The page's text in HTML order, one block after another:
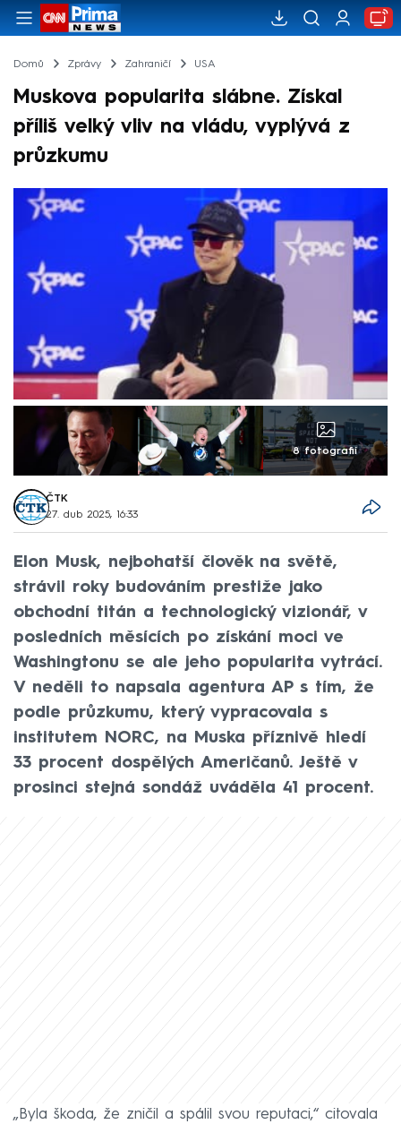
Domů Zprávy Zahraničí USA
Muskova popularita slábne. Získal
příliš velký vliv na vládu, vyplývá z
průzkumu
8 fotografií
ČTK
27. dub 2025, 16:33
Elon Musk, nejbohatší člověk na světě,
strávil roky budováním prestiže jako
obchodní titán a technologický vizionář, v
posledních měsících po získání moci ve
Washingtonu se ale jeho popularita vytrácí.
V neděli to napsala agentura AP s tím, že
podle průzkumu, který vypracovala s
institutem NORC, na Muska příznivě hledí
33 procent dospělých Američanů. Ještě v
prosinci stejná sondáž uváděla 41 procent.
„Byla škoda, že zničil a spálil svou reputaci,“ citovala